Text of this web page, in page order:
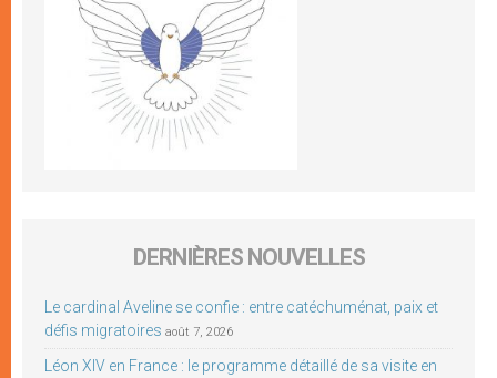
DERNIÈRES NOUVELLES
Le cardinal Aveline se confie : entre catéchuménat, paix et
défis migratoires août 7, 2026
Léon XIV en France : le programme détaillé de sa visite en